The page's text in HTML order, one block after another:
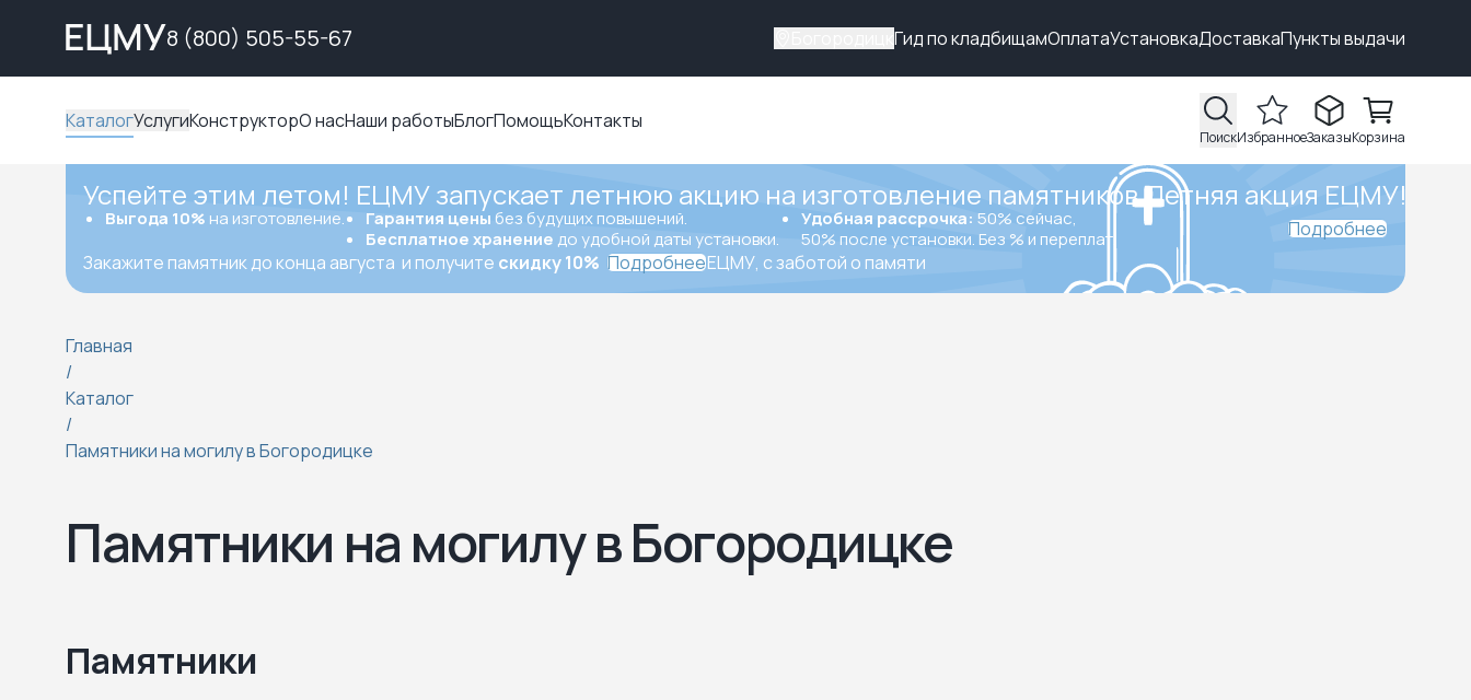
8 (800) 505-55-67 Гид по кладбищамОплатаУстановкаДоставкаПункты выдачи
КаталогУслугиКонструкторО насНаши работыБлогПомощьКонтакты
ПоискИзбранноеЗаказыКорзина
Успейте этим летом! ЕЦМУ запускает летнюю акцию на изготовление памятников.Летняя акция ЕЦМУ!
Выгода 10% на изготовление. Гарантия цены без будущих повышений.
Бесплатное хранение до удобной даты установки.
Удобная рассрочка: 50% сейчас,
50% после установки. Без % и переплат.
Закажите памятник до конца августа и получите скидку 10% ПодробнееЕЦМУ, с заботой о памяти
Подробнее
Главная
/
Каталог
/
Памятники на могилу в Богородицке
Памятники на могилу в Богородицке
Памятники